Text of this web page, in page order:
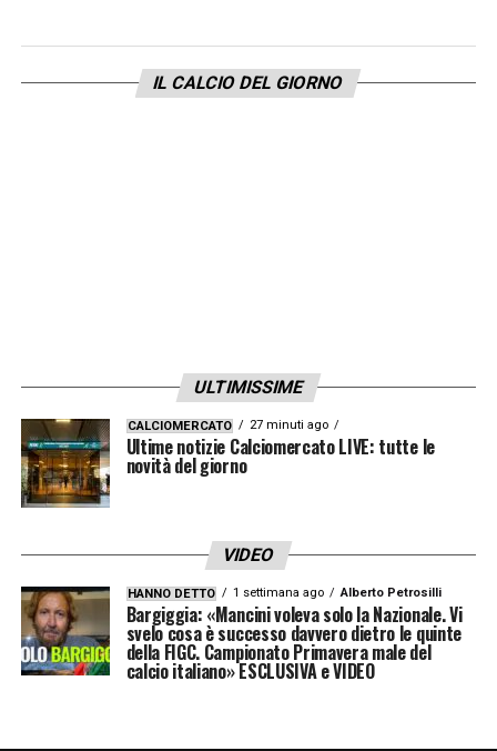
campionato italiano
IL CALCIO DEL GIORNO
ULTIMISSIME
CALCIOMERCATO 27 minuti ago
Ultime notizie Calciomercato LIVE: tutte le
novità del giorno
VIDEO
HANNO DETTO 1 settimana ago Alberto Petrosilli
Bargiggia: «Mancini voleva solo la Nazionale. Vi
svelo cosa è successo davvero dietro le quinte
della FIGC. Campionato Primavera male del
calcio italiano» ESCLUSIVA e VIDEO